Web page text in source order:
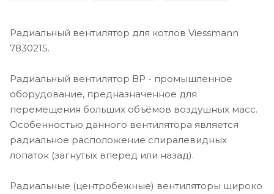
Радиальный вентилятор для котлов Viessmann
7830215.
Радиальный вентилятор ВР - промышленное
оборудование, предназначенное для
перемещения больших объёмов воздушных масс.
Особенностью данного вентилятора является
радиальное расположение спиралевидных
лопаток (загнутых вперед или назад).
Радиальные (центробежные) вентиляторы широко